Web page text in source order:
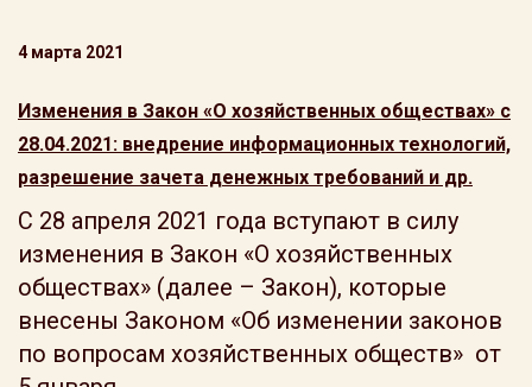
4 марта 2021
Изменения в Закон «О хозяйственных обществах» с
28.04.2021: внедрение информационных технологий,
разрешение зачета денежных требований и др.
С 28 апреля 2021 года вступают в силу
изменения в Закон «О хозяйственных
обществах» (далее – Закон), которые
внесены Законом «Об изменении законов
по вопросам хозяйственных обществ» от